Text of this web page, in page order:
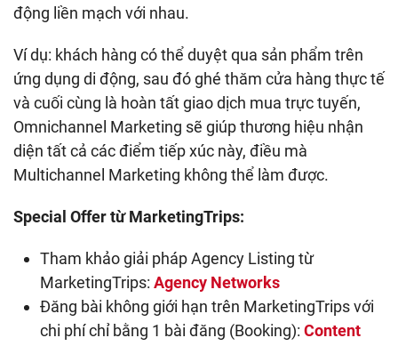
động liền mạch với nhau.
Ví dụ: khách hàng có thể duyệt qua sản phẩm trên
ứng dụng di động, sau đó ghé thăm cửa hàng thực tế
và cuối cùng là hoàn tất giao dịch mua trực tuyến,
Omnichannel Marketing sẽ giúp thương hiệu nhận
diện tất cả các điểm tiếp xúc này, điều mà
Multichannel Marketing không thể làm được.
Special Offer từ MarketingTrips:
Tham khảo giải pháp Agency Listing từ
MarketingTrips: Agency Networks
Đăng bài không giới hạn trên MarketingTrips với
chi phí chỉ bằng 1 bài đăng (Booking): Content